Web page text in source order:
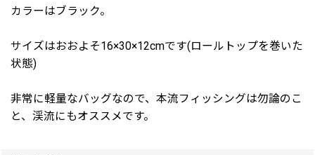
カラーはブラック。
サイズはおおよそ16×30×12cmです(ロールトップを巻いた
状態)
非常に軽量なバッグなので、本流フィッシングは勿論のこ
と、渓流にもオススメです。